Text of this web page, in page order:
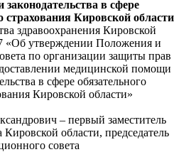
в сфере
страхования Кировской области
здравоохранения Кировской
«Об утверждении Положения и
по организации защиты прав
медицинской помощи
в сфере обязательного
Кировской области»
– первый заместитель
области, председатель
совета